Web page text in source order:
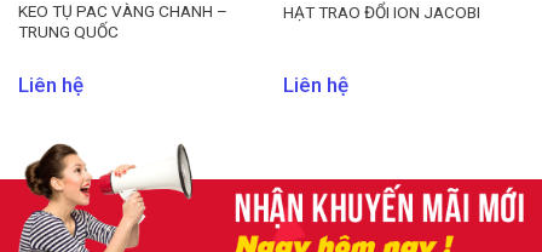
KEO TỤ PAC VÀNG CHANH –
TRUNG QUỐC
Liên hệ
HẠT TRAO ĐỔI ION JACOBI
Liên hệ